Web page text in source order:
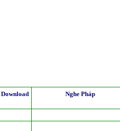
Download Nghe Pháp